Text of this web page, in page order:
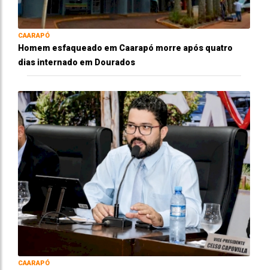
CAARAPÓ
Homem esfaqueado em Caarapó morre após quatro
dias internado em Dourados
CAARAPÓ